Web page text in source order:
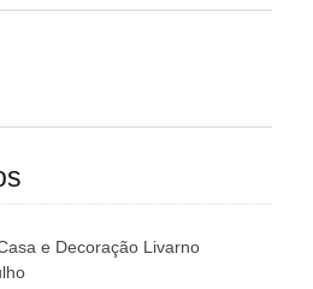
e Decoração Livarno